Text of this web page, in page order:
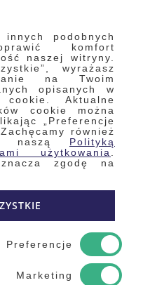
podobnych
komfort
naszej witryny.
wyrażasz
na Twoim
opisanych w
Aktualne
cookie można
„Preferencje
również
naszą Polityką
użytkowania
zgodę na
Preferencje
Marketing